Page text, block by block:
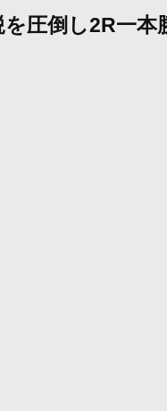
圧倒し2R一